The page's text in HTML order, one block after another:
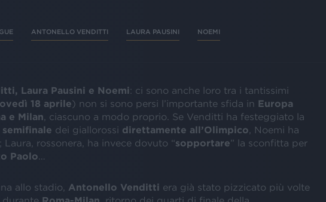
ANTONELLO VENDITTI LAURA PAUSINI NOEMI
Laura Pausini e Noemi: ci sono anche loro tra i tantissimi
18 aprile) non si sono persi l’importante sfida in Europa
e Milan , ciascuno a modo proprio. Se Venditti ha festeggiato la
semifinale dei giallorossi direttamente all’Olimpico , Noemi ha
Laura, rossonera, ha invece dovuto “sopportare” la sconfitta per
Paolo …
allo stadio, Antonello Venditti era già stato pizzicato più volte